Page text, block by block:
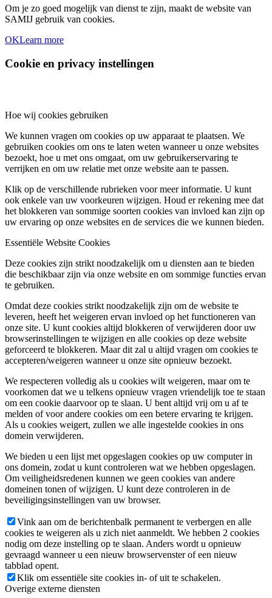
Om je zo goed mogelijk van dienst te zijn, maakt de website van
SAMIJ gebruik van cookies.
OKLearn more
Cookie en privacy instellingen
Hoe wij cookies gebruiken
We kunnen vragen om cookies op uw apparaat te plaatsen. We
gebruiken cookies om ons te laten weten wanneer u onze websites
bezoekt, hoe u met ons omgaat, om uw gebruikerservaring te
verrijken en om uw relatie met onze website aan te passen.
Klik op de verschillende rubrieken voor meer informatie. U kunt
ook enkele van uw voorkeuren wijzigen. Houd er rekening mee dat
het blokkeren van sommige soorten cookies van invloed kan zijn op
uw ervaring op onze websites en de services die we kunnen bieden.
Essentiële Website Cookies
Deze cookies zijn strikt noodzakelijk om u diensten aan te bieden
die beschikbaar zijn via onze website en om sommige functies ervan
te gebruiken.
Omdat deze cookies strikt noodzakelijk zijn om de website te
leveren, heeft het weigeren ervan invloed op het functioneren van
onze site. U kunt cookies altijd blokkeren of verwijderen door uw
browserinstellingen te wijzigen en alle cookies op deze website
geforceerd te blokkeren. Maar dit zal u altijd vragen om cookies te
accepteren/weigeren wanneer u onze site opnieuw bezoekt.
We respecteren volledig als u cookies wilt weigeren, maar om te
voorkomen dat we u telkens opnieuw vragen vriendelijk toe te staan
om een cookie daarvoor op te slaan. U bent altijd vrij om u af te
melden of voor andere cookies om een betere ervaring te krijgen.
Als u cookies weigert, zullen we alle ingestelde cookies in ons
domein verwijderen.
We bieden u een lijst met opgeslagen cookies op uw computer in
ons domein, zodat u kunt controleren wat we hebben opgeslagen.
Om veiligheidsredenen kunnen we geen cookies van andere
domeinen tonen of wijzigen. U kunt deze controleren in de
beveiligingsinstellingen van uw browser.
Vink aan om de berichtenbalk permanent te verbergen en alle
cookies te weigeren als u zich niet aanmeldt. We hebben 2 cookies
nodig om deze instelling op te slaan. Anders wordt u opnieuw
gevraagd wanneer u een nieuw browservenster of een nieuw
tabblad opent.
Klik om essentiële site cookies in- of uit te schakelen.
Overige externe diensten